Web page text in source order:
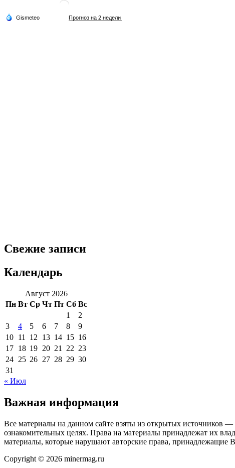
Свежие записи
Календарь
Август 2026
Пн Вт Ср Чт Пт Сб Вс
1
2
3
4 5 6 7 8
9
10 11 12 13 14 15 16
17 18 19 20 21 22 23
24 25 26 27 28 29 30
31
« Июл
Важная информация
Все материалы на данном сайте взяты из открытых источников
ознакомительных целях. Права на материалы принадлежат их
материалы, которые нарушают авторские права,
Copyright © 2026 minermag.ru